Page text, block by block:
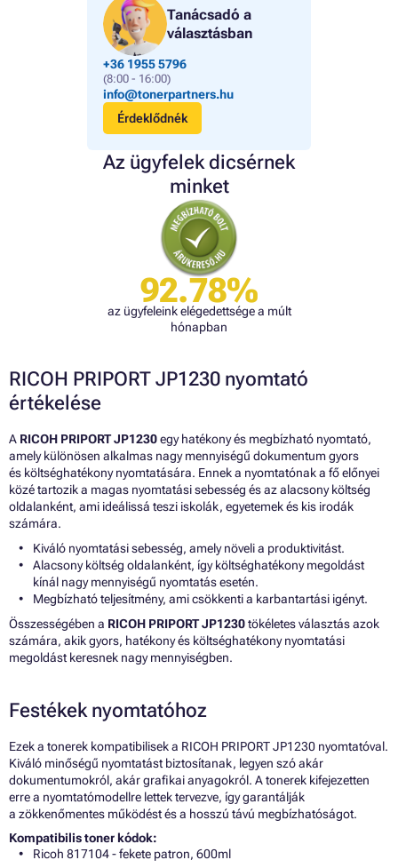
Tanácsadó a
választásban
+36 1955 5796
(8:00 - 16:00)
info@tonerpartners.hu
Érdeklődnék
Az ügyfelek dicsérnek
minket
92.78%
az ügyfeleink elégedettsége a múlt
hónapban
RICOH PRIPORT JP1230 nyomtató
értékelése
A RICOH PRIPORT JP1230egy hatékony és megbízható nyomtató,
amely különösen alkalmas nagy mennyiségű dokumentum gyors
és költséghatékony nyomtatására. Ennek a nyomtatónak a fő előnyei
közé tartozik a magas nyomtatási sebesség és az alacsony költség
oldalanként, ami ideálissá teszi iskolák, egyetemek és kis irodák
számára.
Kiváló nyomtatási sebesség, amely növeli a produktivitást.
Alacsony költség oldalanként, így költséghatékony megoldást
kínál nagy mennyiségű nyomtatás esetén.
Megbízható teljesítmény, ami csökkenti a karbantartási igényt.
Összességében a RICOH PRIPORT JP1230tökéletes választás azok
számára, akik gyors, hatékony és költséghatékony nyomtatási
megoldást keresnek nagy mennyiségben.
Festékek nyomtatóhoz
Ezek a tonerek kompatibilisek a RICOH PRIPORT JP1230 nyomtatóval.
Kiváló minőségű nyomtatást biztosítanak, legyen szó akár
dokumentumokról, akár grafikai anyagokról. A tonerek kifejezetten
erre a nyomtatómodellre lettek tervezve, így garantálják
a zökkenőmentes működést és a hosszú távú megbízhatóságot.
Kompatibilis toner kódok:
Ricoh 817104 - fekete patron, 600ml